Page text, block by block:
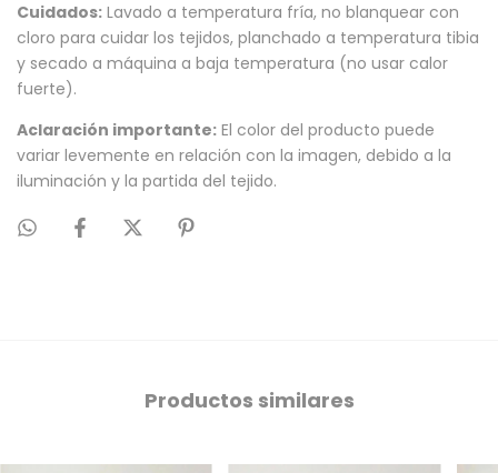
Cuidados: Lavado a temperatura fría, no blanquear con
cloro para cuidar los tejidos, planchado a temperatura tibia
y secado a máquina a baja temperatura (no usar calor
fuerte).
Aclaración importante: El color del producto puede
variar levemente en relación con la imagen, debido a la
iluminación y la partida del tejido.
Productos similares